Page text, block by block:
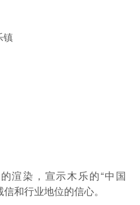
镇
渲染，宣示木乐的“中国
和行业地位的信心。